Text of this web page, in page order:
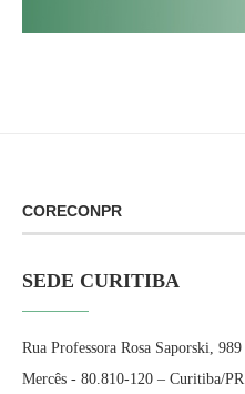
CORECONPR
SEDE CURITIBA
Rua Professora Rosa Saporski, 989
Mercês - 80.810-120 – Curitiba/PR